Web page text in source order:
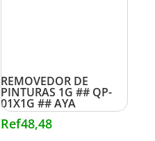
REMOVEDOR DE
PINTURAS 1G ## QP-
01X1G ## AYA
Ref48,48